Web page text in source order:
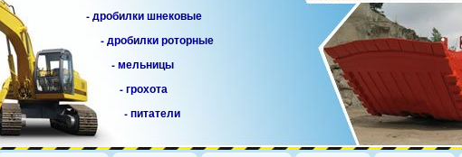
- дробилки шнековые
- дробилки роторные
- мельницы
- грохота
- питатели